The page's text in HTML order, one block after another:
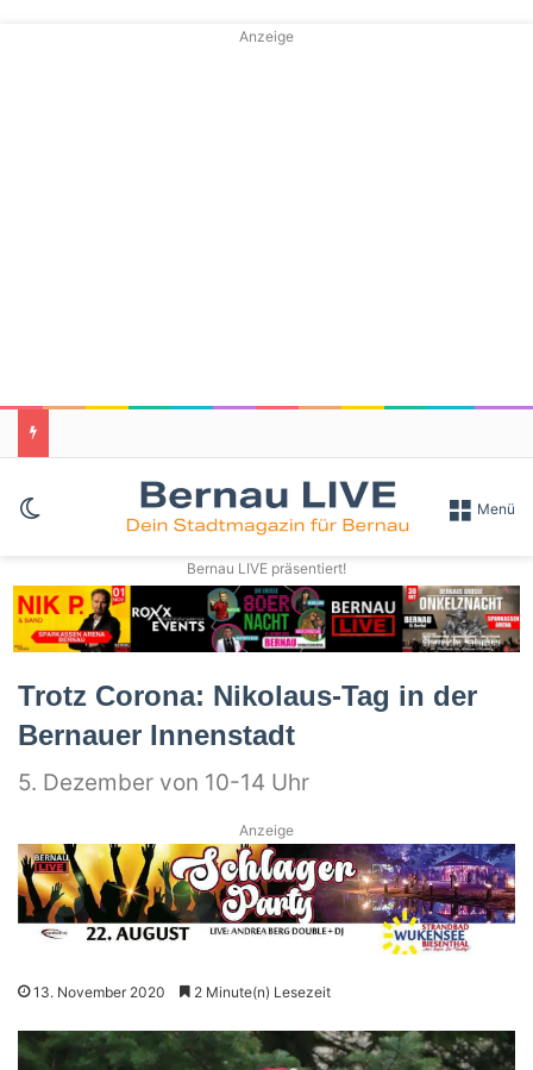
Anzeige
Skin umschalten Menü
Bernau LIVE präsentiert!
Trotz Corona: Nikolaus-Tag in der
Bernauer Innenstadt
5. Dezember von 10-14 Uhr
Anzeige
13. November 2020 2 Minute(n) Lesezeit